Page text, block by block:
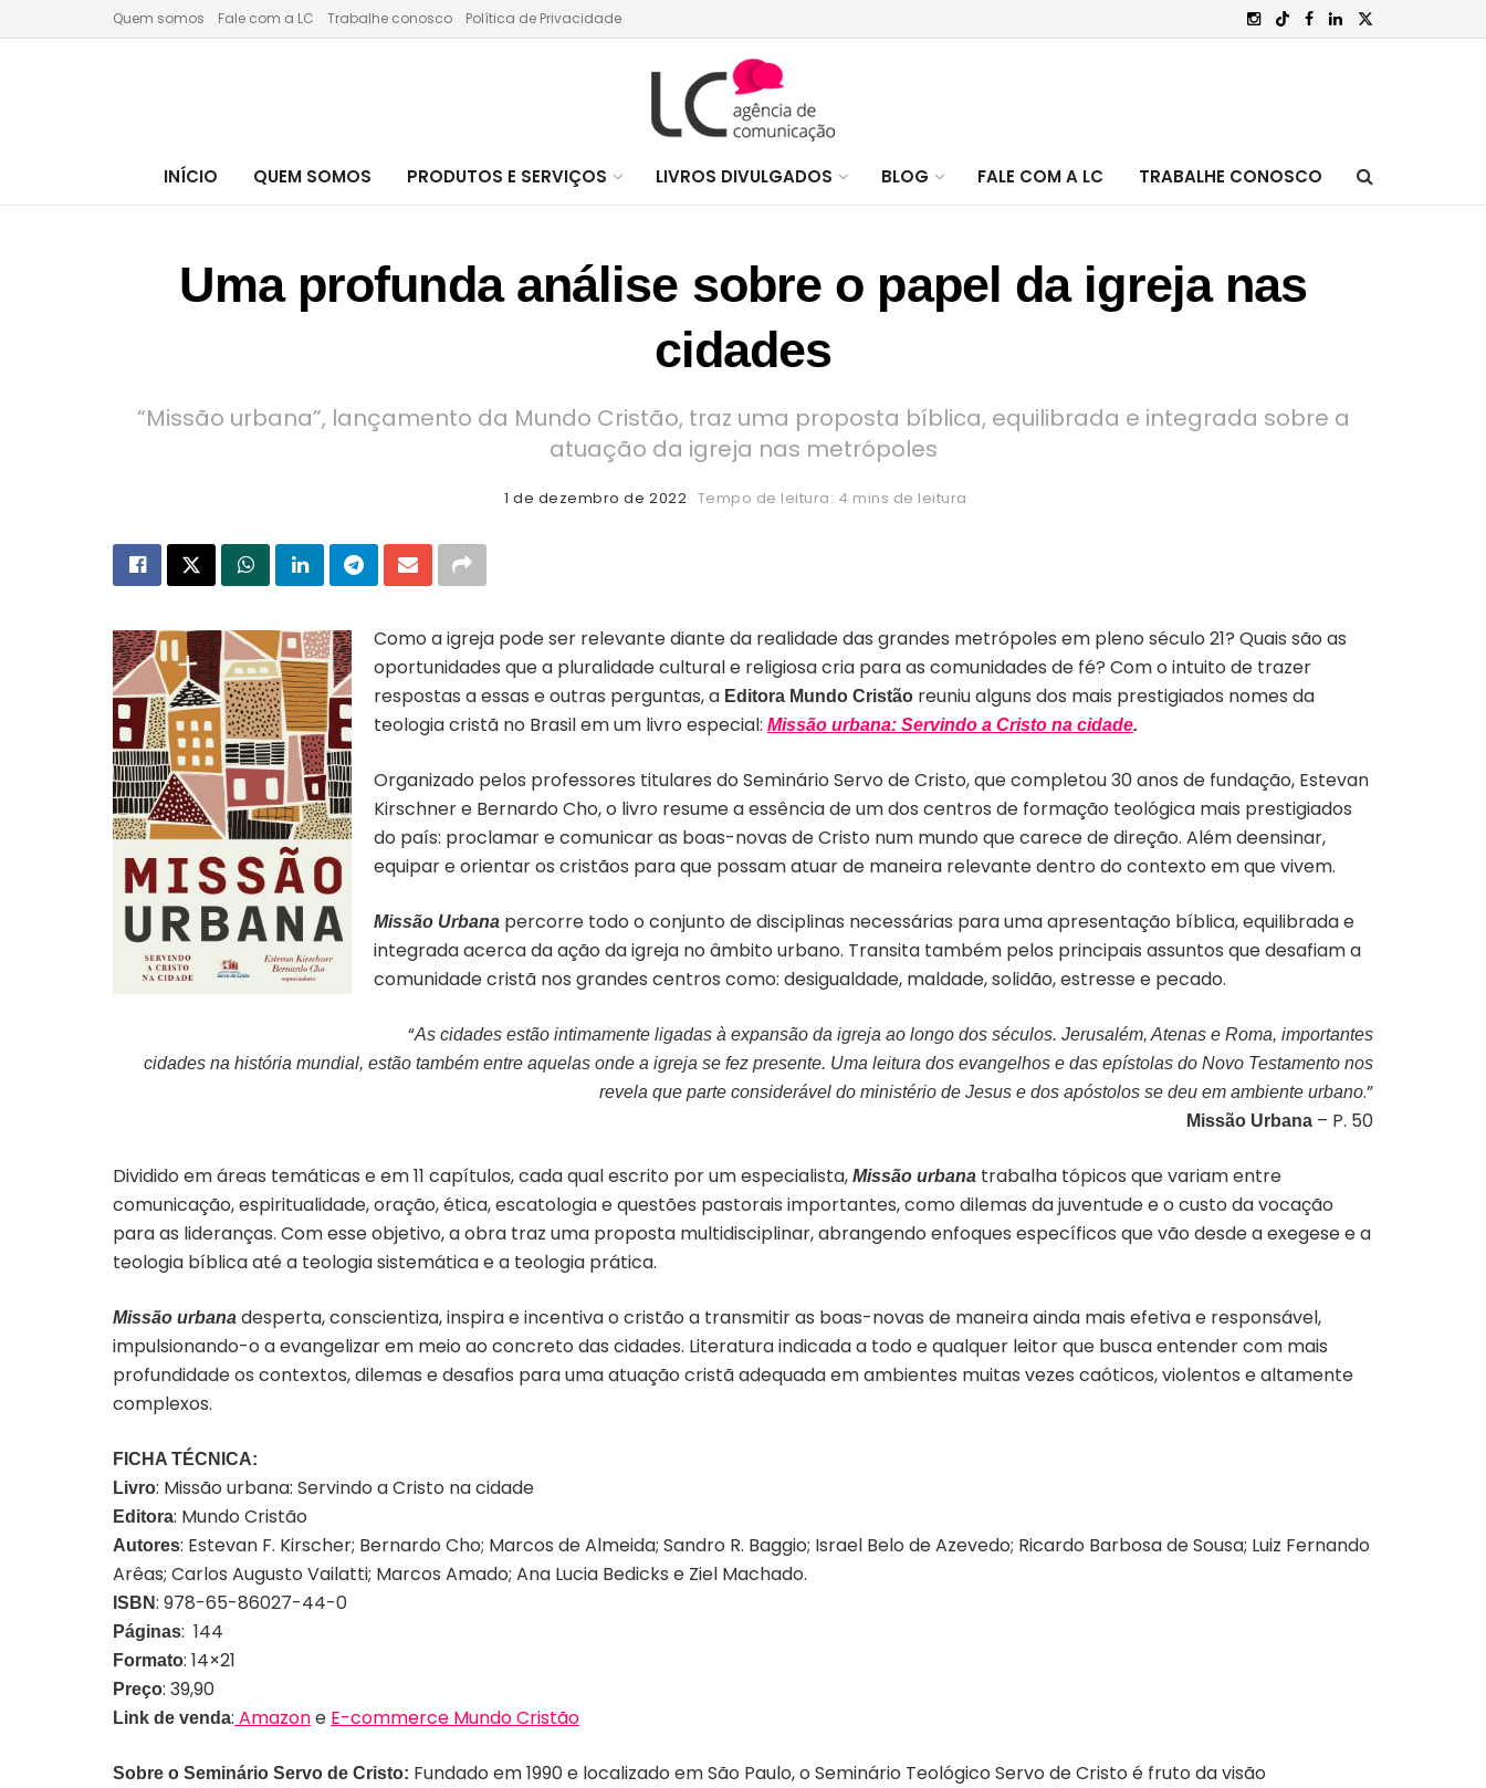
Quem somos Fale com a LC Trabalhe conosco Política de Privacidade
INÍCIO QUEM SOMOS PRODUTOS E SERVIÇOS LIVROS DIVULGADOS BLOG FALE COM A LC TRABALHE CONOSCO
Uma profunda análise sobre o papel da igreja nas
cidades
“Missão urbana”, lançamento da Mundo Cristão, traz uma proposta bíblica, equilibrada e integrada sobre a
atuação da igreja nas metrópoles
1 de dezembro de 2022 Tempo de leitura: 4 mins de leitura
Como a igreja pode ser relevante diante da realidade das grandes metrópoles em pleno século 21? Quais são as
oportunidades que a pluralidade cultural e religiosa cria para as comunidades de fé? Com o intuito de trazer
respostas a essas e outras perguntas, a Editora Mundo Cristão reuniu alguns dos mais prestigiados nomes da
teologia cristã no Brasil em um livro especial: Missão urbana: Servindo a Cristo na cidade.
Organizado pelos professores titulares do Seminário Servo de Cristo, que completou 30 anos de fundação, Estevan
Kirschner e Bernardo Cho, o livro resume a essência de um dos centros de formação teológica mais prestigiados
do país: proclamar e comunicar as boas-novas de Cristo num mundo que carece de direção. Além deensinar,
equipar e orientar os cristãos para que possam atuar de maneira relevante dentro do contexto em que vivem.
Missão Urbana percorre todo o conjunto de disciplinas necessárias para uma apresentação bíblica, equilibrada e
integrada acerca da ação da igreja no âmbito urbano. Transita também pelos principais assuntos que desafiam a
comunidade cristã nos grandes centros como: desigualdade, maldade, solidão, estresse e pecado.
“As cidades estão intimamente ligadas à expansão da igreja ao longo dos séculos. Jerusalém, Atenas e Roma, importantes
cidades na história mundial, estão também entre aquelas onde a igreja se fez presente. Uma leitura dos evangelhos e das epístolas do Novo Testamento nos
revela que parte considerável do ministério de Jesus e dos apóstolos se deu em ambiente urbano.”
Missão Urbana – P. 50
Dividido em áreas temáticas e em 11 capítulos, cada qual escrito por um especialista, Missão urbana trabalha tópicos que variam entre
comunicação, espiritualidade, oração, ética, escatologia e questões pastorais importantes, como dilemas da juventude e o custo da vocação
para as lideranças. Com esse objetivo, a obra traz uma proposta multidisciplinar, abrangendo enfoques específicos que vão desde a exegese e a
teologia bíblica até a teologia sistemática e a teologia prática.
Missão urbana desperta, conscientiza, inspira e incentiva o cristão a transmitir as boas-novas de maneira ainda mais efetiva e responsável,
impulsionando-o a evangelizar em meio ao concreto das cidades. Literatura indicada a todo e qualquer leitor que busca entender com mais
profundidade os contextos, dilemas e desafios para uma atuação cristã adequada em ambientes muitas vezes caóticos, violentos e altamente
complexos.
FICHA TÉCNICA:
Livro: Missão urbana: Servindo a Cristo na cidade
Editora: Mundo Cristão
Autores: Estevan F. Kirscher; Bernardo Cho; Marcos de Almeida; Sandro R. Baggio; Israel Belo de Azevedo; Ricardo Barbosa de Sousa; Luiz Fernando
Arêas; Carlos Augusto Vailatti; Marcos Amado; Ana Lucia Bedicks e Ziel Machado.
ISBN: 978-65-86027-44-0
Páginas: 144
Formato: 14×21
Preço: 39,90
Link de venda: Amazone E-commerce Mundo Cristão
Sobre o Seminário Servo de Cristo: Fundado em 1990 e localizado em São Paulo, o Seminário Teológico Servo de Cristo é fruto da visão